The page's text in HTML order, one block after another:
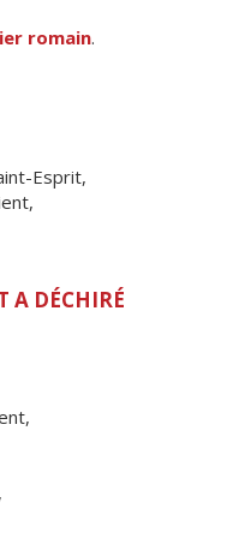
romain.
Esprit,
A DÉCHIRÉ